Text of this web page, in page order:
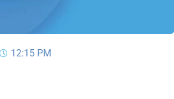
12:15 PM